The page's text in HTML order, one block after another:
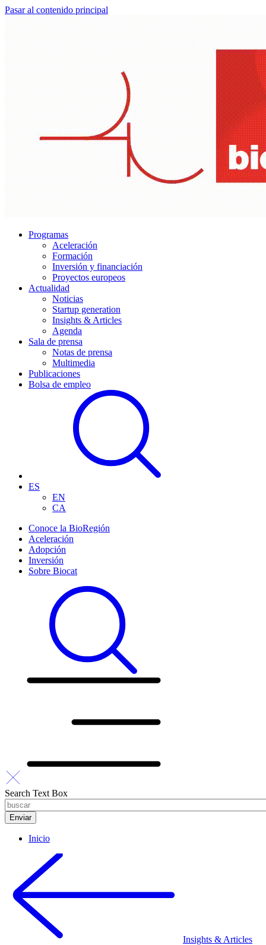
Pasar al contenido principal
Programas
Aceleración
Formación
Inversión y financiación
Proyectos europeos
Actualidad
Noticias
Startup generation
Insights & Articles
Agenda
Sala de prensa
Notas de prensa
Multimedia
Publicaciones
Bolsa de empleo
ES
EN
CA
Conoce la BioRegión
Aceleración
Adopción
Inversión
Sobre Biocat
Search Text Box
Inicio
Insights & Articles